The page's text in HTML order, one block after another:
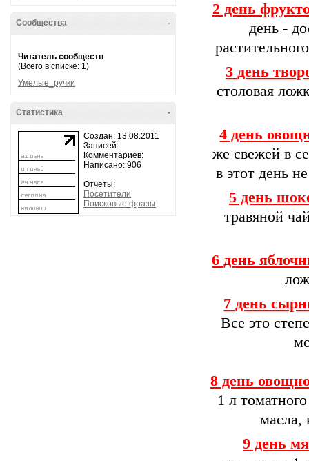
-
Сообщества
Читатель сообществ
(Всего в списке: 1)
Умелые_ручки
-
Статистика
Создан: 13.08.2011
Записей:
Комментариев:
Написано: 906
Отчеты:
Посетители
Поисковые фразы
2 день
день -
3 день
столовая
4 день
же свежей в
в этот день
5 день
травяной
6 день
7 день
Все это
8 день
1 л
масла,
9 день